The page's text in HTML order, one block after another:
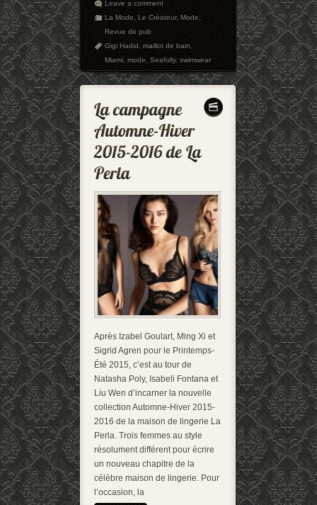
Leave a comment
La Mode,Le Créateur,Mode,
Revue de pub
Gigi Hadid,maillot de bain,
Miami,mode,Seafolly,swimwear
Après Izabel Goulart, Ming Xi et
Sigrid Agren pour le Printemps-
Été 2015, c’est au tour de
Natasha Poly, Isabeli Fontana et
Liu Wen d’incarner la nouvelle
collection Automne-Hiver 2015-
2016 de la maison de lingerie La
Perla. Trois femmes au style
résolument différent pour écrire
un nouveau chapitre de la
célèbre maison de lingerie. Pour
l’occasion, la